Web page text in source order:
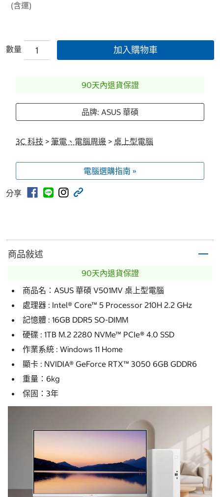
(含運)
數量 加入購物車
90天內退貨保證
品牌: ASUS 華碩
3C 科技 > 筆電、電腦周邊 > 桌上型電腦
電腦選購指南 »
分享
商品敍述
90天內退貨保證
商品名：ASUS 華碩 V501MV 桌上型電腦
處理器 : Intel® Core™ 5 Processor 210H 2.2 GHz
記憶體 : 16GB DDR5 SO-DIMM
硬碟 : 1TB M.2 2280 NVMe™ PCIe® 4.0 SSD
作業系統 : Windows 11 Home
顯卡 : NVIDIA® GeForce RTX™ 3050 6GB GDDR6
重量：6kg
保固：3年